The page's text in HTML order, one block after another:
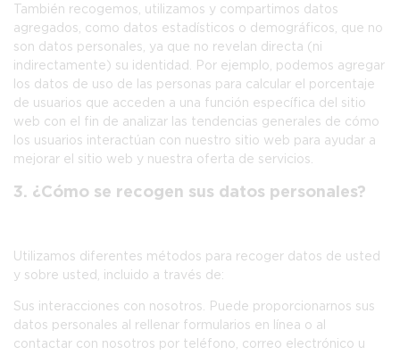
También recogemos, utilizamos y compartimos datos
agregados, como datos estadísticos o demográficos, que no
son datos personales, ya que no revelan directa (ni
indirectamente) su identidad. Por ejemplo, podemos agregar
los datos de uso de las personas para calcular el porcentaje
de usuarios que acceden a una función específica del sitio
web con el fin de analizar las tendencias generales de cómo
los usuarios interactúan con nuestro sitio web para ayudar a
mejorar el sitio web y nuestra oferta de servicios.
3. ¿Cómo se recogen sus datos personales?
Utilizamos diferentes métodos para recoger datos de usted
y sobre usted, incluido a través de:
Sus interacciones con nosotros. Puede proporcionarnos sus
datos personales al rellenar formularios en línea o al
contactar con nosotros por teléfono, correo electrónico u